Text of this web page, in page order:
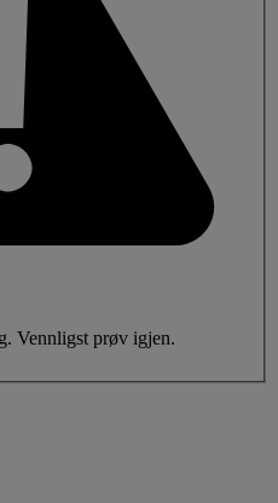
Vennligst prøv igjen.